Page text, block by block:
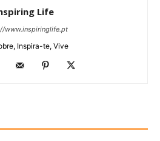
Life
www.inspiringlife.pt
Inspira-te, Vive